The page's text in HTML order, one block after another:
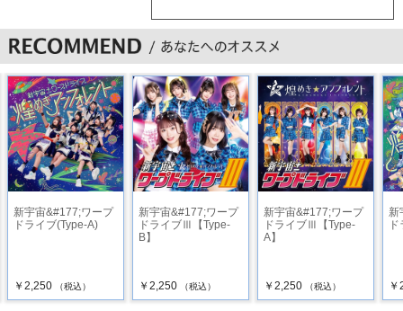
新宇宙&#177;ワープ
ドライブ(Type-A)
￥2,250 （税込）
新宇宙&#177;ワープ
ドライブⅢ【Type-
B】
￥2,250 （税込）
新宇宙&#177;ワープ
ドライブⅢ【Type-
A】
￥2,250 （税込）
新